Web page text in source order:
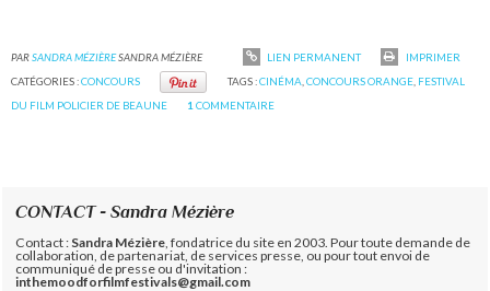
PARSANDRA MÉZIÈRESANDRA MÉZIÈRE LIEN PERMANENT
IMPRIMER
CATÉGORIES :CONCOURS TAGS :CINÉMA CONCOURS ORANGE, FESTIVAL
DU FILM POLICIER DE BEAUNE
1 COMMENTAIRE
CONTACT - Sandra Mézière
Contact : Sandra Mézière , fondatrice du site en 2003. Pour toute demande de
collaboration, de partenariat, de services presse, ou pour tout envoi de
communiqué de presse ou d'invitation :
inthemoodforfilmfestivals@gmail.com